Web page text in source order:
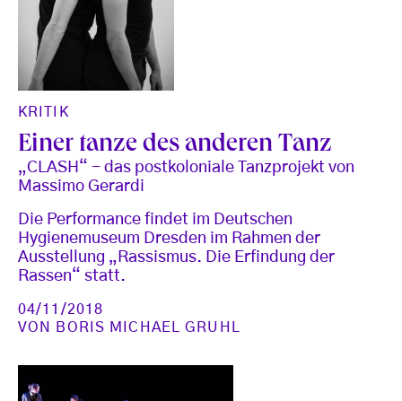
KRITIK
Einer tanze des anderen Tanz
„CLASH“ - das postkoloniale Tanzprojekt von
Massimo Gerardi
Die Performance findet im Deutschen
Hygienemuseum Dresden im Rahmen der
Ausstellung „Rassismus. Die Erfindung der
Rassen“ statt.
04/11/2018
VON
BORIS MICHAEL GRUHL